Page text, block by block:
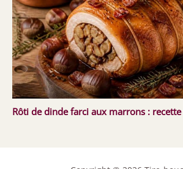
Rôti de dinde farci aux marrons :